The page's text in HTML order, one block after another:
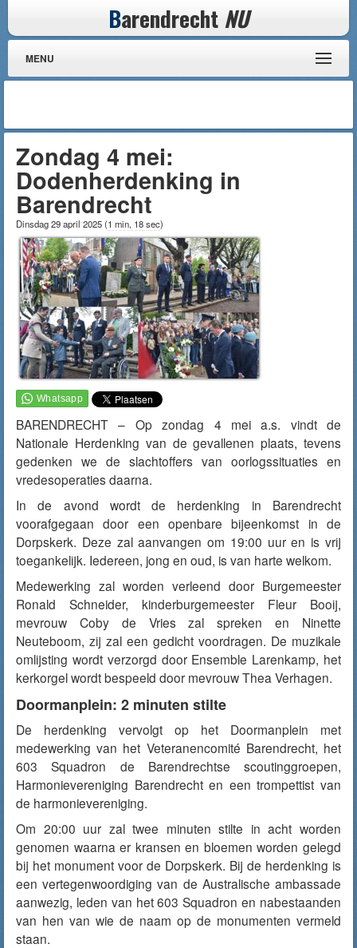
Barendrecht NU
MENU
Zondag 4 mei:
Dodenherdenking in
Barendrecht
Dinsdag 29 april 2025(1 min, 18 sec)
BARENDRECHT – Op zondag 4 mei a.s. vindt de
Nationale Herdenking van de gevallenen plaats, tevens
gedenken we de slachtoffers van oorlogssituaties en
vredesoperaties daarna.
In de avond wordt de herdenking in Barendrecht
voorafgegaan door een openbare bijeenkomst in de
Dorpskerk. Deze zal aanvangen om 19:00 uur en is vrij
toegankelijk. Iedereen, jong en oud, is van harte welkom.
Medewerking zal worden verleend door Burgemeester
Ronald Schneider, kinderburgemeester Fleur Booij,
mevrouw Coby de Vries zal spreken en Ninette
Neuteboom, zij zal een gedicht voordragen. De muzikale
omlijsting wordt verzorgd door Ensemble Larenkamp, het
kerkorgel wordt bespeeld door mevrouw Thea Verhagen.
Doormanplein: 2 minuten stilte
De herdenking vervolgt op het Doormanplein met
medewerking van het Veteranencomité Barendrecht, het
603 Squadron de Barendrechtse scoutinggroepen,
Harmonievereniging Barendrecht en een trompettist van
de harmonievereniging.
Om 20:00 uur zal twee minuten stilte in acht worden
genomen waarna er kransen en bloemen worden gelegd
bij het monument voor de Dorpskerk. Bij de herdenking is
een vertegenwoordiging van de Australische ambassade
aanwezig, leden van het 603 Squadron en nabestaanden
van hen van wie de naam op de monumenten vermeld
staan.